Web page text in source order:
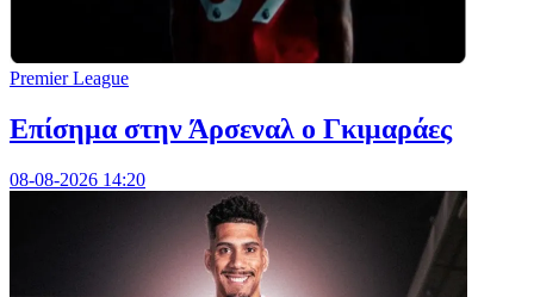
Premier League
Επίσημα στην Άρσεναλ ο Γκιμαράες
08-08-2026 14:20